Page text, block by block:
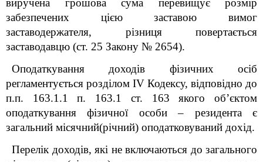
виручена грошова сума перевищує розмір
забезпечених цією заставою вимог
заставодержателя, різниця повертається
заставодавцю (ст. 25 Закону № 2654).
Оподаткування доходів фізичних осіб
регламентується розділом IV Кодексу, відповідно до
п.п. 163.1.1 п. 163.1 ст. 163 якого об’єктом
оподаткування фізичної особи – резидента є
загальний місячний(річний) оподатковуваний дохід.
Перелік доходів, які не включаються до загального